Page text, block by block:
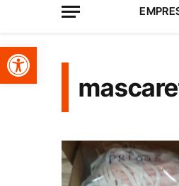
Obre la barra d'eines